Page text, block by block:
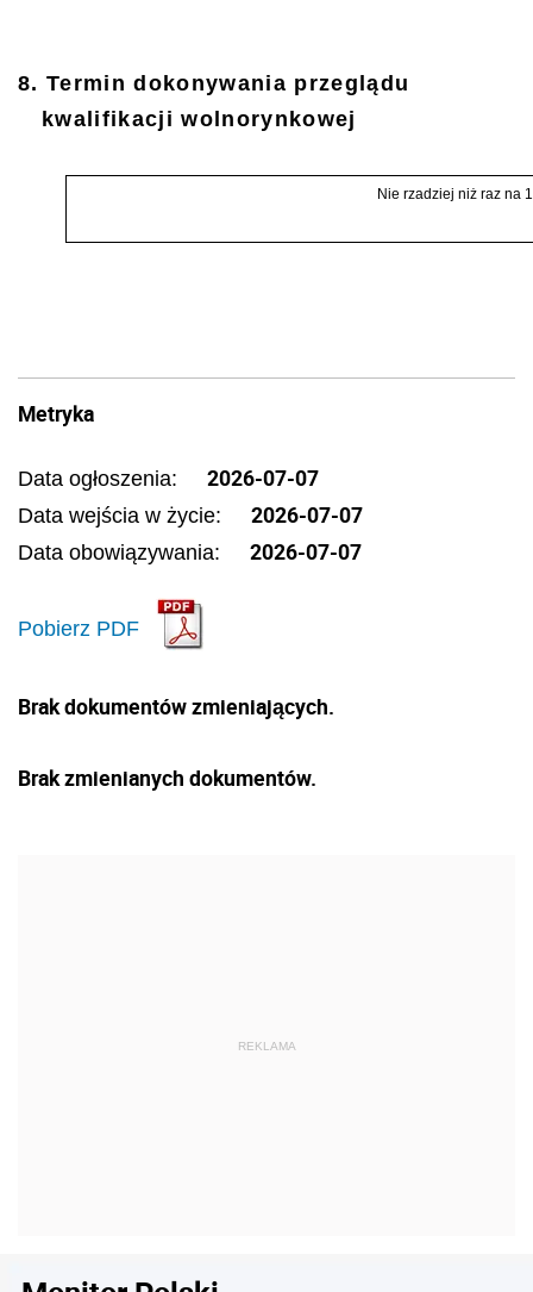
8. Termin dokonywania przeglądu
kwalifikacji wolnorynkowej
Nie rzadziej niż raz na
Metryka
Data ogłoszenia: 2026-07-07
Data wejścia w życie: 2026-07-07
Data obowiązywania: 2026-07-07
Pobierz PDF
Brak dokumentów zmieniających.
Brak zmienianych dokumentów.